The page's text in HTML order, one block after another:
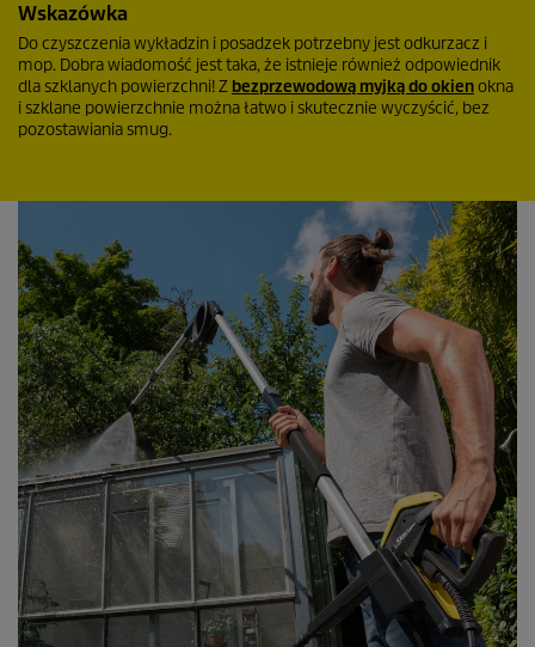
Wskazówka
Do czyszczenia wykładzin i posadzek potrzebny jest odkurzacz i
mop. Dobra wiadomość jest taka, że istnieje również odpowiednik
dla szklanych powierzchni! Z bezprzewodową myjką do okienokna
i szklane powierzchnie można łatwo i skutecznie wyczyścić, bez
pozostawiania smug.